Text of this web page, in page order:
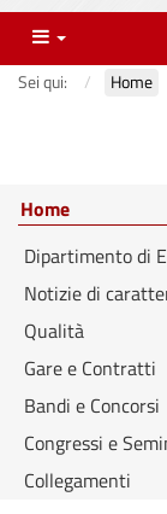
Menu
Sei qui: Home
Home
Dipartimento di
Notizie di
Qualità
Gare e Contratti
Bandi e Concorsi
Congressi e
Collegamenti